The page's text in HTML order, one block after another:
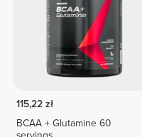
115,22 zł
BCAA + Glutamine 60